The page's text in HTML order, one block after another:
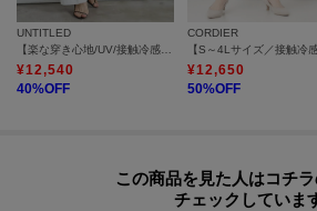
UNTITLED
¥12,540
40%OFF
CORDIER
¥12,650
50%OFF
この商品を見た人はコチ
チェックしていま